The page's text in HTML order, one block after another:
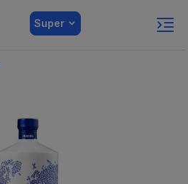
Super